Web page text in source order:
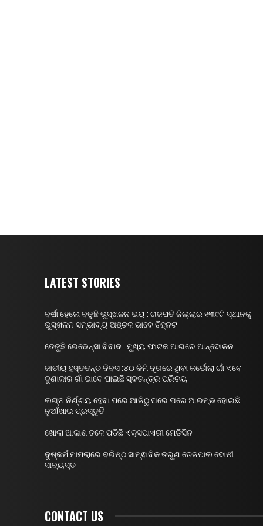
LATEST STORIES
ବର୍ଷା ହେଲେ ବଢୁଛି ଭୁସ୍ଖଳନ ଭୟ : ଗଜପତି ଜିଲ୍ଲାର ୧୩୯ଟି ସ୍ଥାନକୁ
ଭୁସ୍ଖଳନ ସମ୍ଭାବ୍ୟ ଅଞ୍ଚଳ ଭାବେ ଚିହ୍ନଟ
ତେଜୁଛି ରେଭେନ୍ସା ବିବାଦ : ମୁଖ୍ୟ ଫାଟକ ଆଗରେ ଆନ୍ଦୋଳନ
ଜାତୀୟ ହସ୍ତତନ୍ତ ଦିବସ :୪୦ କିମି ଦୂରରେ ଥିବା କର୍ଡୋଲା ଗାଁ ଏବେ
ବୁଣାକାର ଗାଁ ଭାବେ ପାଇଛି ସ୍ବତନ୍ତ୍ର ପରିଚୟ
ଲଗ୍ନ ନିର୍ଣ୍ଣୟ ହେବା ପରେ ଆଜିଠୁ ଘରେ ଘରେ ଆରମ୍ଭ ହୋଇଛି
ନୁଆଁଖାଇ ପ୍ରସ୍ତୁତି
ଖୋଲା ଆକାଶ ତଳେ ପଡିଛି ଏକ୍ସପାଏରୀ ମେଡିସିନ
ଦୁଷ୍କର୍ମ ମାମଲାରେ ବରିଷ୍ଠ ସାମ୍ଵାଦିକ ତରୁଣ ତେଜପାଲ ଦୋଷୀ
ସାବ୍ୟସ୍ତ
CONTACT US